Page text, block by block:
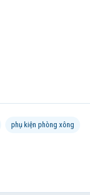
phụ kiện phòng xông